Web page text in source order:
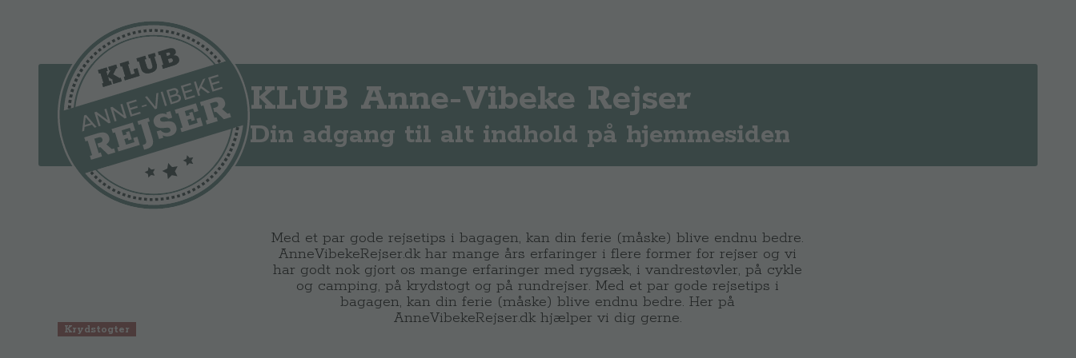
KLUB Anne-Vibeke Rejser
Din adgang til alt indhold på hjemmesiden
Med et par gode rejsetips i bagagen, kan din ferie (måske) blive endnu bedre.
AnneVibekeRejser.dk har mange års erfaringer i flere former for rejser og vi
har godt nok gjort os mange erfaringer med rygsæk, i vandrestøvler, på cykle
og camping, på krydstogt og på rundrejser. Med et par gode rejsetips i
bagagen, kan din ferie (måske) blive endnu bedre. Her på
AnneVibekeRejser.dk hjælper vi dig gerne.
Krydstogter